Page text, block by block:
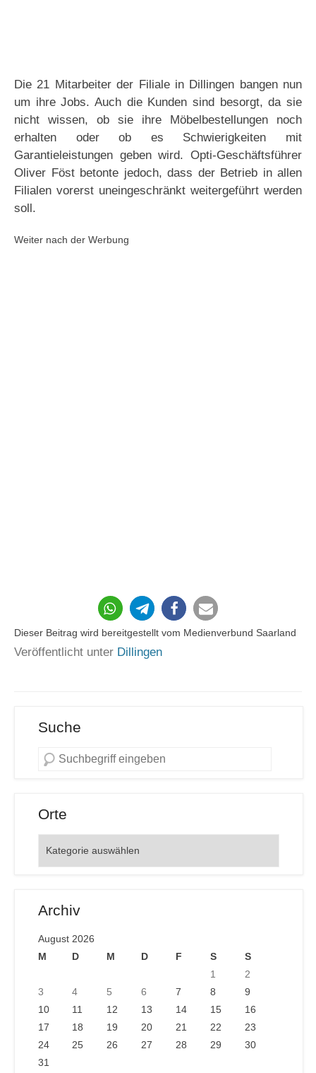
Die 21 Mitarbeiter der Filiale in Dillingen bangen nun
um ihre Jobs. Auch die Kunden sind besorgt, da sie
nicht wissen, ob sie ihre Möbelbestellungen noch
erhalten oder ob es Schwierigkeiten mit
Garantieleistungen geben wird. Opti-Geschäftsführer
Oliver Föst betonte jedoch, dass der Betrieb in allen
Filialen vorerst uneingeschränkt weitergeführt werden
soll.
Weiter nach der Werbung
19
Dieser Beitrag wird bereitgestellt vom Medienverbund Saarland
Veröffentlicht unter Dillingen
Suche
Orte
Archiv
August 2026
M
D M D F S
S
1
2
3
4 5 6 7 8
9
10
11 12 13 14 15
16
17
18 19 20 21 22
23
24
25 26 27 28 29
30
31